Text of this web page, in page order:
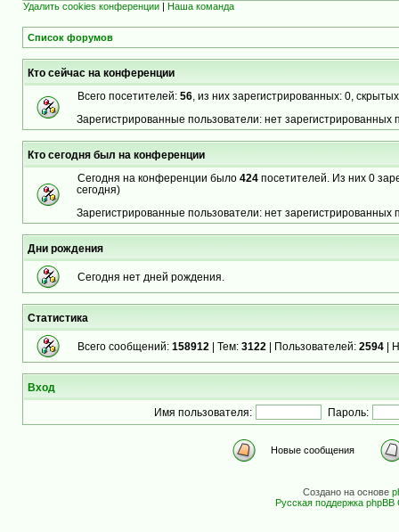
Удалить cookies конференции | Наша команда
Список форумов
Кто сейчас на конференции
Всего посетителей: 56 , из них зарегистрированных: 0,
Зарегистрированные пользователи: нет зарегистрированных
Кто сегодня был на конференции
Сегодня на конференции было 424 посетителей. Из них 0
сегодня)
Зарегистрированные пользователи: нет зарегистрированных
Дни рождения
Сегодня нет дней рождения.
Статистика
Всего сообщений: 158912 | Тем: 3122 | Пользователей: 2594 |
Вход
Имя пользователя: Пароль:
Новые сообщения
Создано на основе
Русская поддержка phpBB